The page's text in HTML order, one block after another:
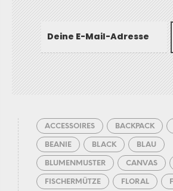
ACCESSOIRES BACKPACK
BEANIE BLACK BLAU
BLUMENMUSTER CANVAS
FISCHERMÜTZE FLORAL